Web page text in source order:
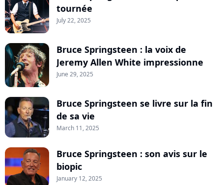
tournée
July 22, 2025
Bruce Springsteen : la voix de
Jeremy Allen White impressionne
June 29, 2025
Bruce Springsteen se livre sur la fin
de sa vie
March 11, 2025
Bruce Springsteen : son avis sur le
biopic
January 12, 2025